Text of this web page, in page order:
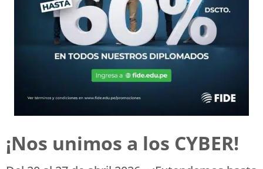
¡Nos unimos a los CYBER!